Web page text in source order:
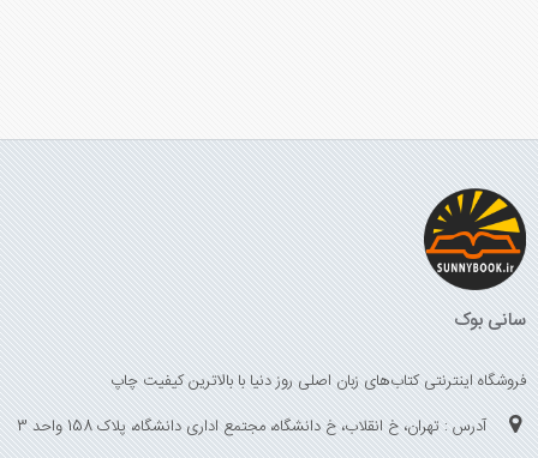
سانی بوک
فروشگاه اینترنتی کتاب‌های زبان اصلی روز دنیا با بالاترین کیفیت چاپ
آدرس : تهران، خ انقلاب، خ دانشگاه، مجتمع اداری دانشگاه، پلاک 158 واحد 3